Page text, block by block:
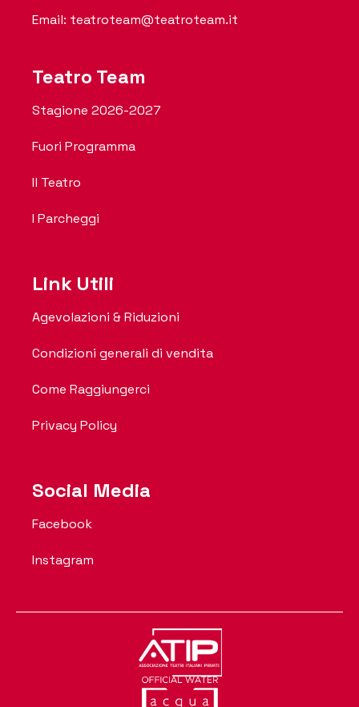
Email: teatroteam@teatroteam.it
Teatro Team
Stagione 2026-2027
Fuori Programma
Il Teatro
I Parcheggi
Link Utili
Agevolazioni & Riduzioni
Condizioni generali di vendita
Come Raggiungerci
Privacy Policy
Social Media
Facebook
Instagram